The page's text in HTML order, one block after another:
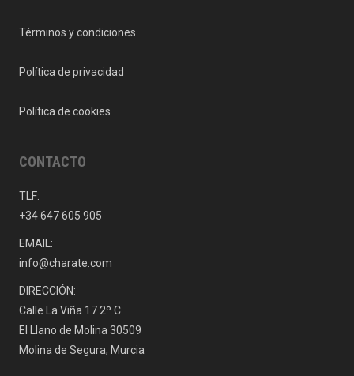
Términos y condiciones
Política de privacidad
Política de cookies
CONTACTO
TLF:
+34 647 605 905
EMAIL:
info@charate.com
DIRECCIÓN:
Calle La Viña 17 2º C
El Llano de Molina 30509
Molina de Segura, Murcia